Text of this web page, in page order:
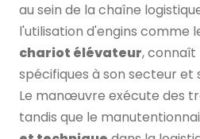
au sein de la chaîne
l'utilisation d'engins comme
chariot élévateur, connaît
spécifiques à son secteur et
Le manœuvre exécute des
tandis que le